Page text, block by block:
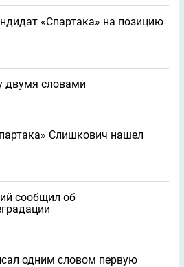
«Спартака» на позицию
двумя словами
Слишкович нашел
сообщил об
одним словом первую